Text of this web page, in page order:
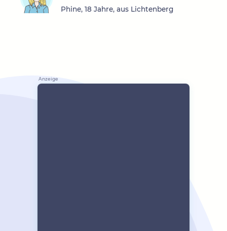
Phine, 18 Jahre, aus Lichtenberg